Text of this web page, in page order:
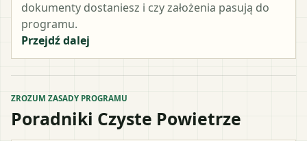
dokumenty dostaniesz i czy założenia pasują do
programu.
Przejdź dalej
ZROZUM ZASADY PROGRAMU
Poradniki Czyste Powietrze